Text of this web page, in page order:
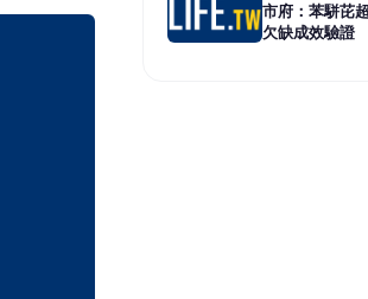
市府：苯駢芘
欠缺成效驗證